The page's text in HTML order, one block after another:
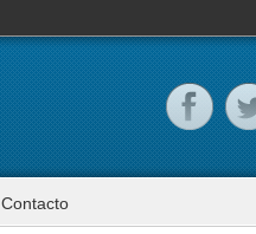
Contacto